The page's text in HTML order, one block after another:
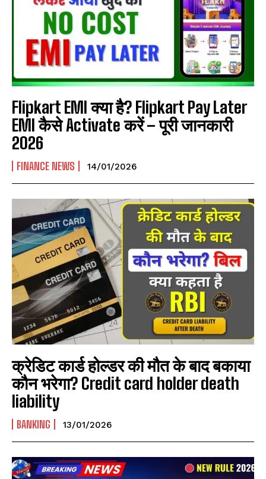
Flipkart EMI क्या है? Flipkart Pay Later
EMI कैसे Activate करें – पूरी जानकारी
2026
FINANCE NEWS 14/01/2026
क्रेडिट कार्ड होल्डर की मौत के बाद बकाया
कौन भरेगा? Credit card holder death
liability
BANKING 13/01/2026